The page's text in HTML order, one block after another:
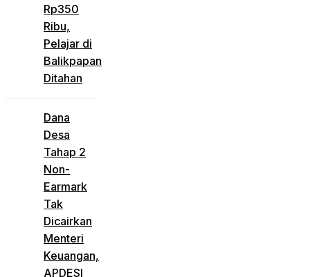
Rp350
Ribu,
Pelajar di
Balikpapan
Ditahan
Dana
Desa
Tahap 2
Non-
Earmark
Tak
Dicairkan
Menteri
Keuangan,
APDESI